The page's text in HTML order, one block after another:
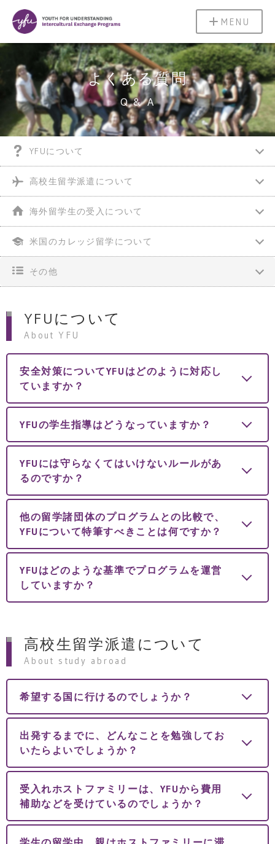
MENU
よくある質問
Q & A
YFUについて
高校生留学派遣について
海外留学生の受入について
米国のカレッジ留学について
その他
YFUについて
About YFU
安全対策についてYFUはどのように対応し
ていますか？
YFUの学生指導はどうなっていますか？
YFUには守らなくてはいけないルールがあ
るのですか？
他の留学諸団体のプログラムとの比較で、
YFUについて特筆すべきことは何ですか？
YFUはどのような基準でプログラムを運営
していますか？
高校生留学派遣について
About study abroad
希望する国に行けるのでしょうか？
出発するまでに、どんなことを勉強してお
いたらよいでしょうか？
受入れホストファミリーは、YFUから費用
補助などを受けているのでしょうか？